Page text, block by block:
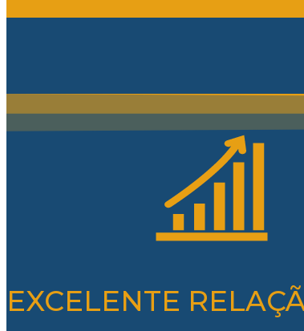
EXCELENTE